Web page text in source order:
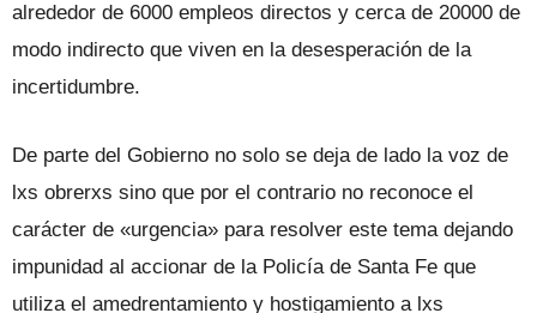
alrededor de 6000 empleos directos y cerca de 20000 de
modo indirecto que viven en la desesperación de la
incertidumbre.
De parte del Gobierno no solo se deja de lado la voz de
lxs obrerxs sino que por el contrario no reconoce el
carácter de «urgencia» para resolver este tema dejando
impunidad al accionar de la Policía de Santa Fe que
utiliza el amedrentamiento y hostigamiento a lxs